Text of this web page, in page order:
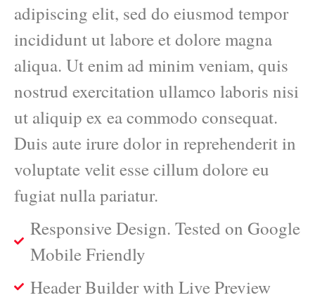
adipiscing elit, sed do eiusmod tempor
incididunt ut labore et dolore magna
aliqua. Ut enim ad minim veniam, quis
nostrud exercitation ullamco laboris nisi
ut aliquip ex ea commodo consequat.
Duis aute irure dolor in reprehenderit in
voluptate velit esse cillum dolore eu
fugiat nulla pariatur.
Responsive Design. Tested on Google
Mobile Friendly
Header Builder with Live Preview